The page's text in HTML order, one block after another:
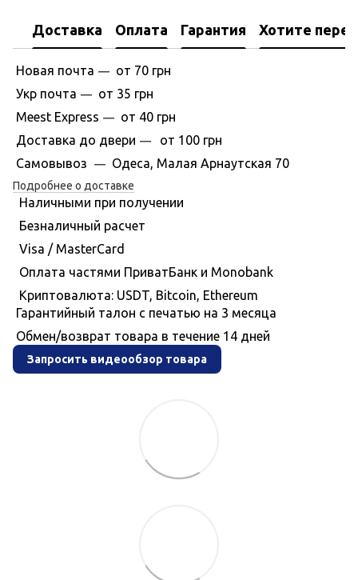
Доставка Оплата Гарантия Хотите
Новая почта —
от 70 грн
Укр почта —
от 35 грн
Meest Express — от 40 грн
Доставка до двери —от 100 грн
Самовывоз
— Одеса, Малая Арнаутская 70
Подробнее о доставке
Наличными при получении
Безналичный расчет
Visa / MasterCard
Оплата частями ПриватБанк и Monobank
Криптовалюта: USDT, Bitcoin, Ethereum
Гарантийный талон с печатью на 3 месяца
Обмен/возврат товара в течение 14 дней
Запросить видеообзор товара